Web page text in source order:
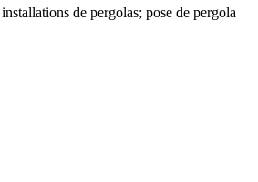
de pergolas; pose de pergola